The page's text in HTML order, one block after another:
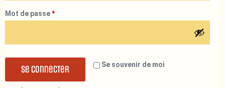
Mot de passe*
Se souvenir de moi
Se connecter